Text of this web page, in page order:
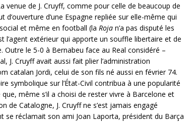
de J. Cruyff, comme pour celle de beaucoup de
d’une Espagne repliée sur elle-même qui
et même en football (la Roja n’a pas disputé les
l’agent extérieur qui apporte un souffle libertaire et de
le 5-0 à Bernabeu face au Real considéré –
J. Cruyff avait aussi fait plier l’administration
catalan Jordi, celui de son fils né aussi en février 74.
symbolique sur l’État-Civil contribua à une popularité
même s’il a choisi de rester vivre à Barcelone et
de Catalogne, J. Cruyff ne s’est jamais engagé
réclamait son ami Joan Laporta, président du Barça